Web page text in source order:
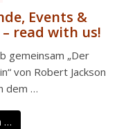
Events &
read with us!
gemeinsam „Der
von Robert Jackson
dem …
…